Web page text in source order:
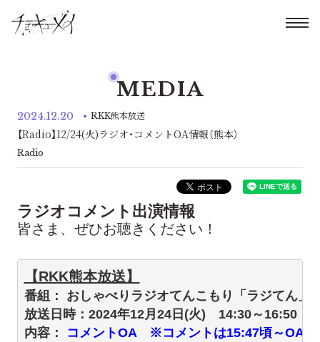
MEDIA
2024.12.20 RKK熊本放送
【Radio】12/24(火)ラジオ・コメントOA情報（熊本）
Radio
ラジオコメント出演情報
皆さま、ぜひお聴きください！
【RKK熊本放送】
番組： おしゃべりラジオてんこもり「ラジてん」
放送日時：2024年12月24日(火)　14:30～16:50
内容：
コメントOA　※コメントは15:47頃～OA予